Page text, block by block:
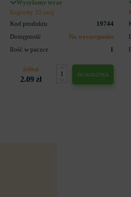
Wysyłamy teraz
Kupiony 25 razy
Kod produktu
19744
Dostępność
Na wyczerpaniu
Ilość w paczce
1
2.99 zł
2.09 zł
DO KOSZYKA